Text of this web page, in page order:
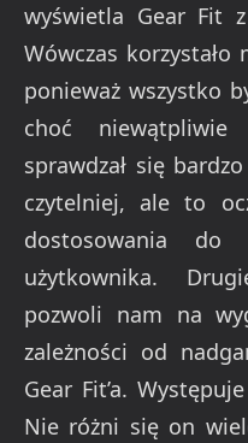
wyświetla Gear Fit
Wówczas
ponieważ wszystko
choć
sprawdzał się
czytelniej, ale to
dostosowania do
użytkownika.
pozwoli nam na
zależności od
Gear Fit’a.
Nie różni się on